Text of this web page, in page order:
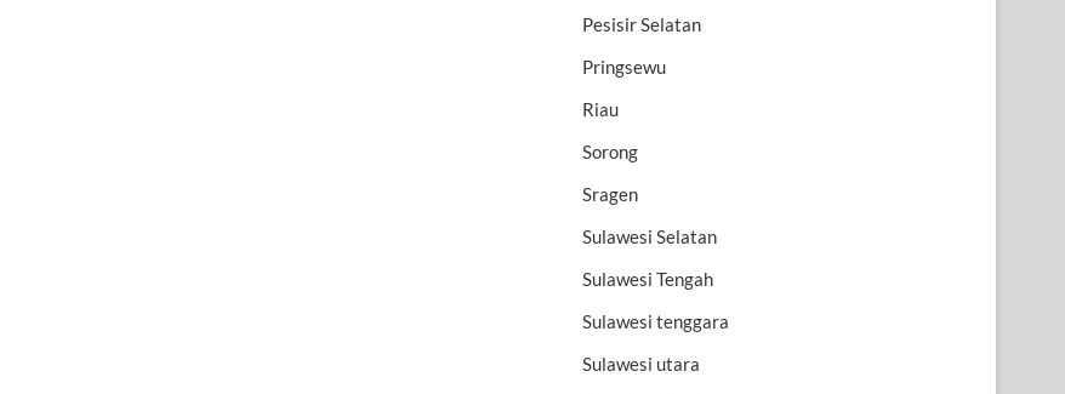
Pesisir Selatan
Pringsewu
Riau
Sorong
Sragen
Sulawesi Selatan
Sulawesi Tengah
Sulawesi tenggara
Sulawesi utara